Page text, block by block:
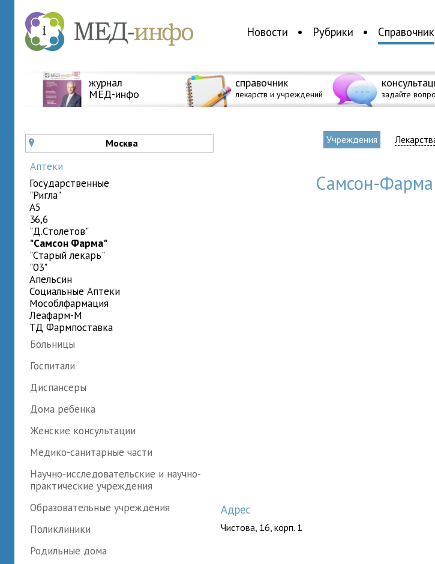
Новости Рубрики Справочник
журнал
МЕД-инфо
справочник
лекарств и учреждений задайте
u Москва
Аптеки
государственные
"Ригла"
A5
36,6
"Д.Столетов"
"Самсон Фарма"
"Старый лекарь"
"03"
Апельсин
Социальные Аптеки
Мособлфармация
Леафарм-М
ТД Фармпоставка
Больницы
Госпитали
Диспансеры
Дома ребенка
Женские консультации
Медико-санитарные части
Научно-исследовательские и научно-
практические учреждения
Образовательные учреждения
Поликлиники
Родильные дома
Учреждения
Самсон-Фарма
Адрес
Чистова, 16, корп. 1